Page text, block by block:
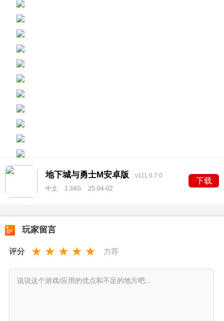
地下城与勇士M安卓版
v111.6.7.0
中文
1.34G 25-04-02
下载
玩家留言
评分 ★ ★ ★ ★ ★ 力荐